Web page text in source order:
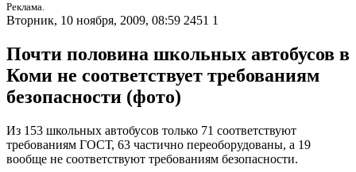
Реклама.
Вторник, 10 ноября, 2009, 08:59 2451 1
Почти половина школьных автобусов в
Коми не соответствует требованиям
безопасности (фото)
Из 153 школьных автобусов только 71 соответствуют
требованиям ГОСТ, 63 частично переоборудованы, а 19
вообще не соответствуют требованиям безопасности.